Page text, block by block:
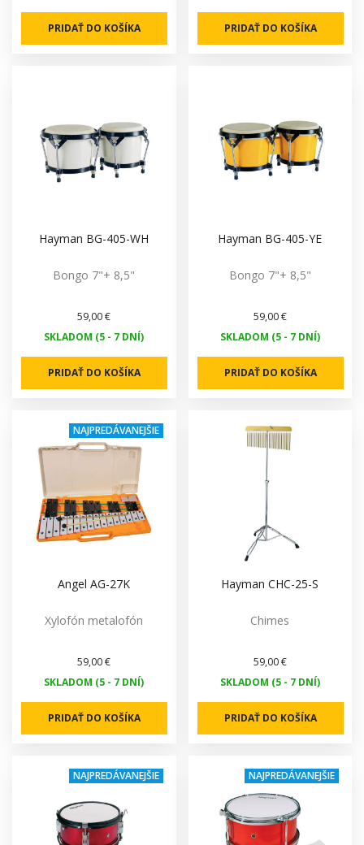
PRIDAŤ DO KOŠÍKA PRIDAŤ DO KOŠÍKA
Hayman BG-405-WH
Bongo 7"+ 8,5"
59,00 €
SKLADOM (5 - 7 DNÍ)
PRIDAŤ DO KOŠÍKA
Hayman BG-405-YE
Bongo 7"+ 8,5"
59,00 €
SKLADOM (5 - 7 DNÍ)
PRIDAŤ DO KOŠÍKA
NAJPREDÁVANEJŠIE
Angel AG-27K
Xylofón metalofón
59,00 €
SKLADOM (5 - 7 DNÍ)
PRIDAŤ DO KOŠÍKA
Hayman CHC-25-S
Chimes
59,00 €
SKLADOM (5 - 7 DNÍ)
PRIDAŤ DO KOŠÍKA
NAJPREDÁVANEJŠIE NAJPREDÁVANEJŠIE